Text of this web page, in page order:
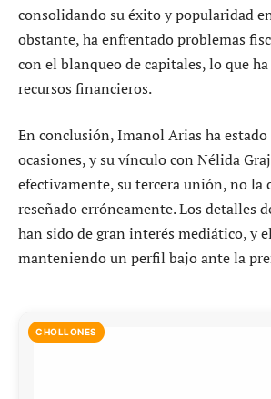
consolidando su éxito y popularidad
obstante, ha enfrentado problemas
con el blanqueo de capitales, lo que
recursos financieros.
En conclusión, Imanol Arias ha estado
ocasiones, y su vínculo con Nélida
efectivamente, su tercera unión, no la
reseñado erróneamente. Los detalles
han sido de gran interés mediático, y
manteniendo un perfil bajo ante la
CHOLLONES